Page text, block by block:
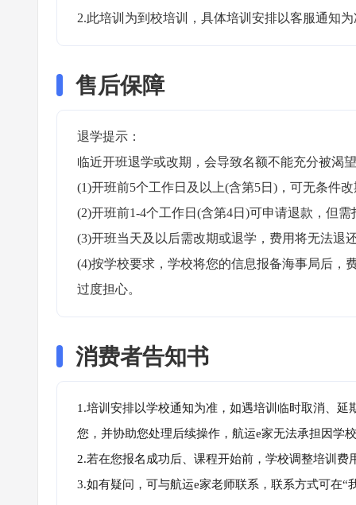
2.此培训为到校培训，具体培训安排以客服通知
售后保障
退学提示：
临近开班退学或改期，会导致名额不能充分被渴
(1)开班前5个工作日及以上(含第5日)，可无条件
(2)开班前1-4个工作日(含第4日)可申请退款，但
(3)开班当天及以后需改期或退学，费用将无法退
(4)按学校要求，学校将您的信息报备海事局后，
过度担心。
消费者告知书
1.培训安排以学校通知为准，如遇培训临时取消、
您，并协助您处理后续操作，航运e家无法承担因学
2.若在您报名成功后、课程开始前，学校调整培训
3.如有疑问，可与航运e家老师联系，联系方式可在